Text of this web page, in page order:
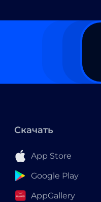
Скачать
App Store
Google Play
AppGallery